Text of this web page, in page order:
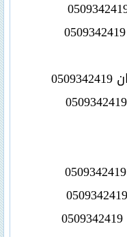
0509342419
0509342419